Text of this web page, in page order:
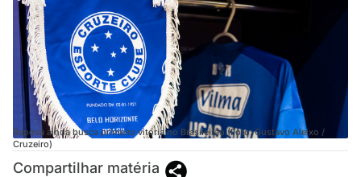
Raposa ainda busca primeira vitória no Brasileirão (Foto: Gustavo Aleixo /
Cruzeiro)
Compartilhar matéria